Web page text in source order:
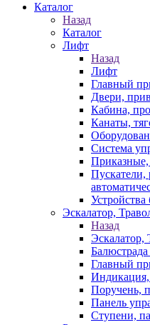
Каталог
Назад
Каталог
Лифт
Назад
Лифт
Главный
Двери,
Кабина,
Канаты,
Система
Пускатели,
Устройства
Эскалатор,
Назад
Эскалатор,
Балюстрада
Главный
Индикация,
Поручень,
Панель
Ступени,